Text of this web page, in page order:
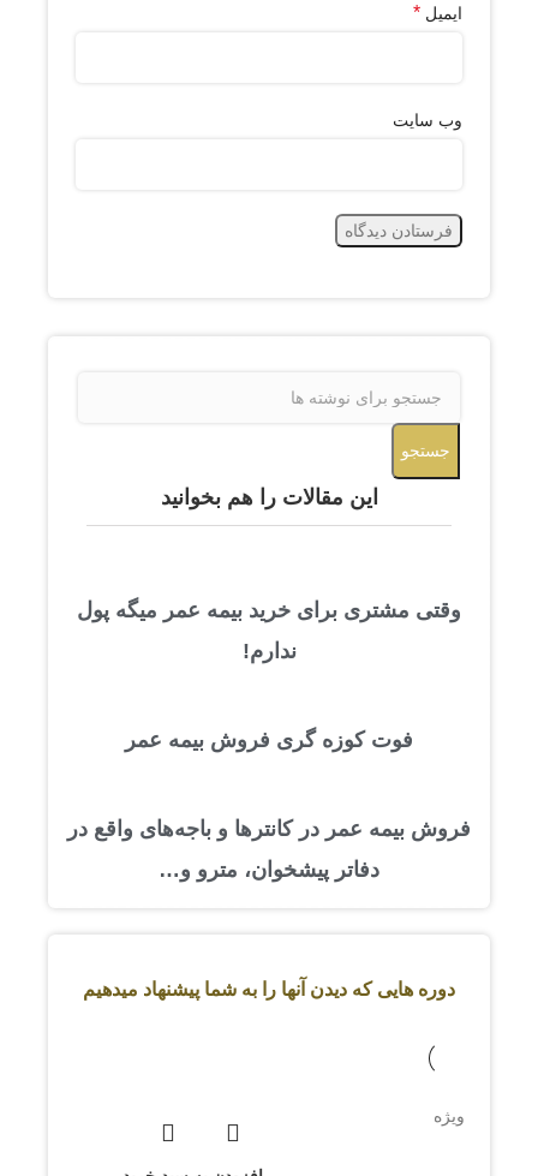
ایمیل *
وب‌ سایت
جستجو
این مقالات را هم بخوانید
وقتی مشتری برای خرید بیمه عمر میگه پول
ندارم!
فوت کوزه گری فروش بیمه عمر
فروش بیمه عمر در کانترها و باجه‌های واقع در
دفاتر پیشخوان، مترو و…
دوره هایی که دیدن آنها را به شما پیشنهاد میدهیم
ویژه